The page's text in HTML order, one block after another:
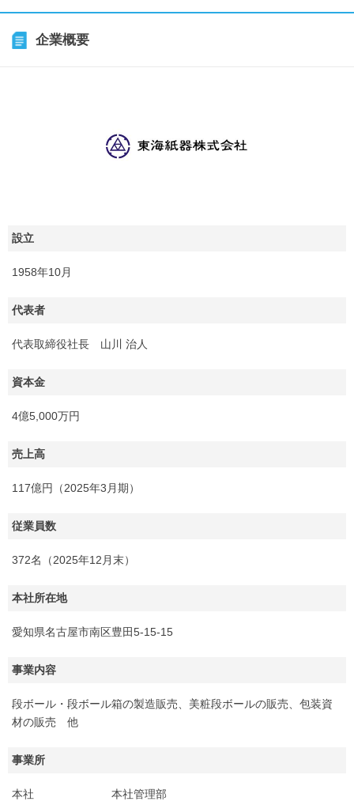
企業概要
設立
1958年10月
代表者
代表取締役社長 山川 治人
資本金
4億5,000万円
売上高
117億円（2025年3月期）
従業員数
372名（2025年12月末）
本社所在地
愛知県名古屋市南区豊田5-15-15
事業内容
段ボール・段ボール箱の製造販売、美粧段ボールの販売、包装資
材の販売 他
事業所
本社 本社管理部